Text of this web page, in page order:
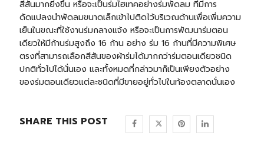
สีสันมากยิ่งขึ้น หรือจะเป็นร่มไฮเทคอย่างร่มพัดลม ที่มีการ
ดัดแปลงนำพัดลมขนาดเล็กเข้าไปติดไว้บริเวณด้านเพื่อเพิ่มความ
เย็นในขณะที่ใช้งานร่มกลางแจ้ง หรือจะเป็นการพัฒนาร่มตอน
เดียวให้มีก้านร่มสูงถึง 16 ก้าน อย่าง ร่ม 16 ก้านที่มีความพิเศษ
ตรงที่สามารถเลือกสีสันของผ้าร่มได้มากกว่าร่มตอนเดียวชนิด
ปกติทั่วไปได้นั่นเอง และทั้งหมดที่กล่าวมาก็เป็นเพียงตัวอย่าง
ของร่มตอนเดียวแต่ละชนิดที่มีขายอยู่ทั่วไปในท้องตลาดนั่นเอง
SHARE THIS POST